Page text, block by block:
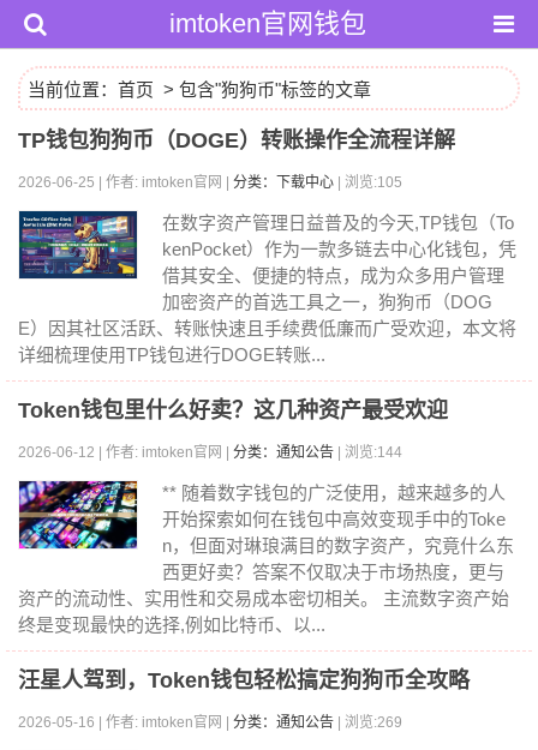
imtoken官网钱包
当前位置： 首页 > 包含"狗狗币"标签的文章
TP钱包狗狗币（DOGE）转账操作全流程详解
2026-06-25 | 作者: imtoken官网 | 分类：下载中心 | 浏览:105
在数字资产管理日益普及的今天,TP钱包（To
kenPocket）作为一款多链去中心化钱包，凭
借其安全、便捷的特点，成为众多用户管理
加密资产的首选工具之一，狗狗币（DOG
E）因其社区活跃、转账快速且手续费低廉而广受欢迎，本文将
详细梳理使用TP钱包进行DOGE转账...
Token钱包里什么好卖？这几种资产最受欢迎
2026-06-12 | 作者: imtoken官网 | 分类：通知公告 | 浏览:144
** 随着数字钱包的广泛使用，越来越多的人
开始探索如何在钱包中高效变现手中的Toke
n，但面对琳琅满目的数字资产，究竟什么东
西更好卖？答案不仅取决于市场热度，更与
资产的流动性、实用性和交易成本密切相关。 主流数字资产始
终是变现最快的选择,例如比特币、以...
汪星人驾到，Token钱包轻松搞定狗狗币全攻略
2026-05-16 | 作者: imtoken官网 | 分类：通知公告 | 浏览:269